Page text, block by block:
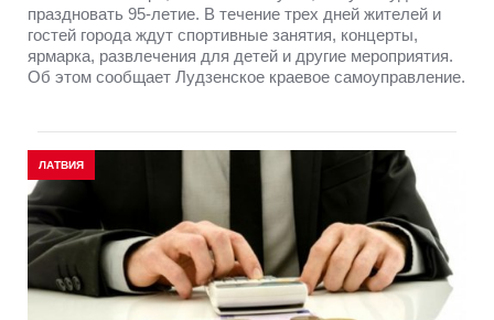
праздновать 95-летие. В течение трех дней жителей и
гостей города ждут спортивные занятия, концерты,
ярмарка, развлечения для детей и другие мероприятия.
Об этом сообщает Лудзенское краевое самоуправление.
ЛАТВИЯ